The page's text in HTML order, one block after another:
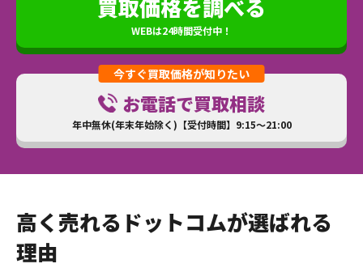
買取価格を調べる
WEBは24時間受付中！
今すぐ買取価格が知りたい
お電話で買取相談
年中無休(年末年始除く)【受付時間】9:15～21:00
高く売れるドットコムが選ばれる
理由